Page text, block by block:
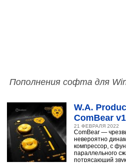
Пополнения софта для
W.A.
ComBear
21 ФЕВРАЛЯ 2022
ComBear —
невероятно
компрессор, с
параллельного
потрясающий